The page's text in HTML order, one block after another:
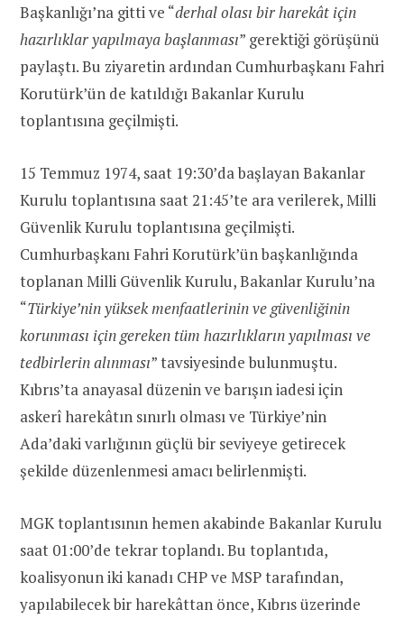
Başkanlığı’na gitti ve “derhal olası bir harekât için
hazırlıklar yapılmaya başlanması” gerektiği görüşünü
paylaştı. Bu ziyaretin ardından Cumhurbaşkanı Fahri
Korutürk’ün de katıldığı Bakanlar Kurulu
toplantısına geçilmişti.
15 Temmuz 1974, saat 19:30’da başlayan Bakanlar
Kurulu toplantısına saat 21:45’te ara verilerek, Milli
Güvenlik Kurulu toplantısına geçilmişti.
Cumhurbaşkanı Fahri Korutürk’ün başkanlığında
toplanan Milli Güvenlik Kurulu, Bakanlar Kurulu’na
“Türkiye’nin yüksek menfaatlerinin ve güvenliğinin
korunması için gereken tüm hazırlıkların yapılması ve
tedbirlerin alınması” tavsiyesinde bulunmuştu.
Kıbrıs’ta anayasal düzenin ve barışın iadesi için
askerî harekâtın sınırlı olması ve Türkiye’nin
Ada’daki varlığının güçlü bir seviyeye getirecek
şekilde düzenlenmesi amacı belirlenmişti.
MGK toplantısının hemen akabinde Bakanlar Kurulu
saat 01:00’de tekrar toplandı. Bu toplantıda,
koalisyonun iki kanadı CHP ve MSP tarafından,
yapılabilecek bir harekâttan önce, Kıbrıs üzerinde